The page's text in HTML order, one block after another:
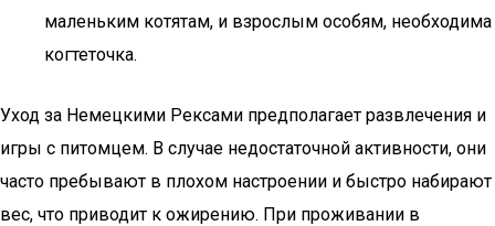
маленьким котятам, и взрослым особям, необходима
когтеточка.
Уход за Немецкими Рексами предполагает развлечения и
игры с питомцем. В случае недостаточной активности, они
часто пребывают в плохом настроении и быстро набирают
вес, что приводит к ожирению. При проживании в